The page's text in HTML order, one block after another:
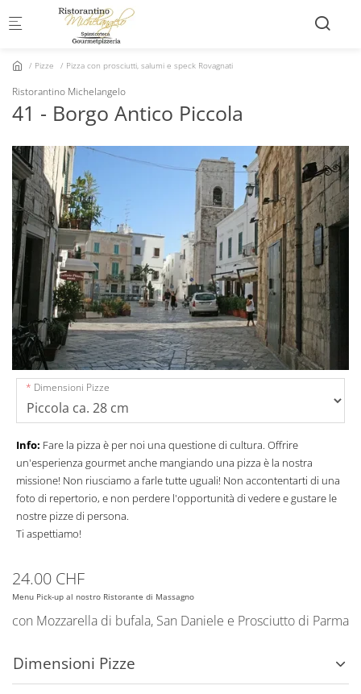
Skip to main content
Pizze Pizza con prosciutti, salumi e speck Rovagnati
Ristorantino Michelangelo
41 - Borgo Antico Piccola
Dimensioni Pizze
Info: Fare la pizza è per noi una questione di cultura. Offrire
un'esperienza gourmet anche mangiando una pizza è la nostra
missione! Non riusciamo a farle tutte uguali! Non accontentarti di una
foto di repertorio, e non perdere l'opportunità di vedere e gustare le
nostre pizze di persona.
Ti aspettiamo!
24.00 CHF
Menu Pick-up al nostro Ristorante di Massagno
con Mozzarella di bufala, San Daniele e Prosciutto di Parma
Dimensioni Pizze